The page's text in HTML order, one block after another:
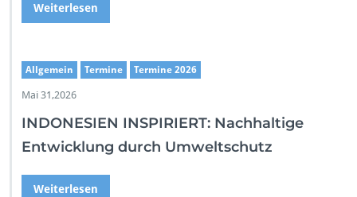
Weiterlesen
Allgemein Termine Termine 2026
Mai 31,2026
INDONESIEN INSPIRIERT: Nachhaltige
Entwicklung durch Umweltschutz
Weiterlesen